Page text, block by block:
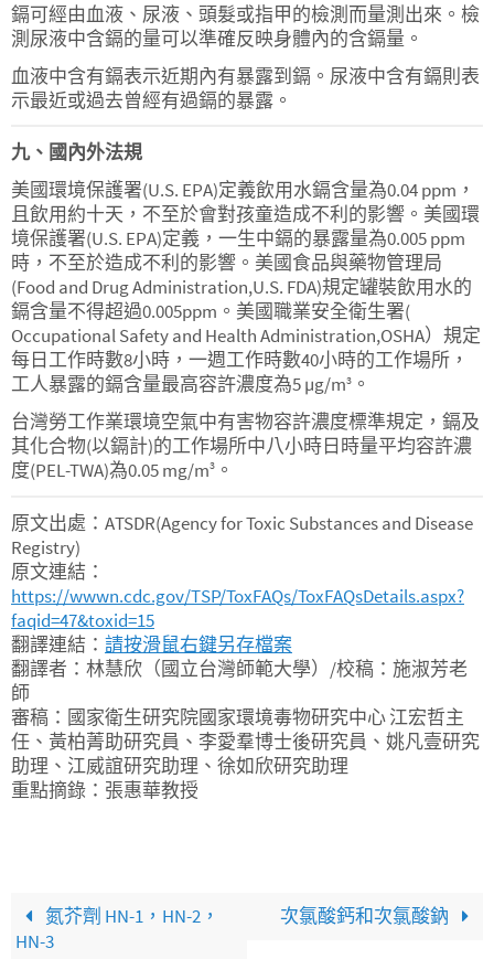
鎘可經由血液、尿液、頭髮或指甲的檢測而量測出來。檢
測尿液中含鎘的量可以準確反映身體內的含鎘量。
血液中含有鎘表示近期內有暴露到鎘。尿液中含有鎘則表
示最近或過去曾經有過鎘的暴露。
九、國內外法規
美國環境保護署(U.S. EPA)定義飲用水鎘含量為0.04 ppm，
且飲用約十天，不至於會對孩童造成不利的影響。美國環
境保護署(U.S. EPA)定義，一生中鎘的暴露量為0.005 ppm
時，不至於造成不利的影響。美國食品與藥物管理局
(Food and Drug Administration,U.S. FDA)規定罐裝飲用水的
鎘含量不得超過0.005ppm。美國職業安全衛生署(
Occupational Safety and Health Administration,OSHA）規定
每日工作時數8小時，一週工作時數40小時的工作場所，
工人暴露的鎘含量最高容許濃度為5 µg/m3 。
台灣勞工作業環境空氣中有害物容許濃度標準規定，鎘及
其化合物(以鎘計)的工作場所中八小時日時量平均容許濃
度(PEL-TWA)為0.05 mg/m3 。
原文出處：ATSDR(Agency for Toxic Substances and Disease
Registry)
原文連結：
https://wwwn.cdc.gov/TSP/ToxFAQs/ToxFAQsDetails.aspx?
faqid=47&toxid=15
翻譯連結： 請按滑鼠右鍵另存檔案
翻譯者：林慧欣（國立台灣師範大學）/校稿：施淑芳老
師
審稿：國家衛生研究院國家環境毒物研究中心 江宏哲主
任、黃柏菁助研究員、李愛羣博士後研究員、姚凡壹研究
助理、江威誼研究助理、徐如欣研究助理
重點摘錄：張惠華教授
氮芥劑 HN-1，HN-2，
HN-3
次氯酸鈣和次氯酸鈉